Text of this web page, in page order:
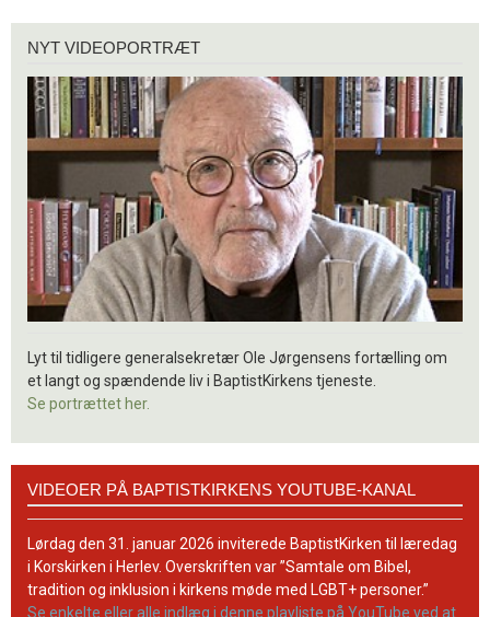
videoportræt
NYT VIDEOPORTRÆT
Lyt til tidligere generalsekretær Ole Jørgensens fortælling om
et langt og spændende liv i BaptistKirkens tjeneste.
Se portrættet her.
BaptistKirkens
YouTube-
kanal
VIDEOER PÅ BAPTISTKIRKENS YOUTUBE-KANAL
Lørdag den 31. januar 2026 inviterede BaptistKirken til læredag
i Korskirken i Herlev. Overskriften var ”Samtale om Bibel,
tradition og inklusion i kirkens møde med LGBT+ personer.”
Se enkelte eller alle indlæg i denne playliste på YouTube ved at